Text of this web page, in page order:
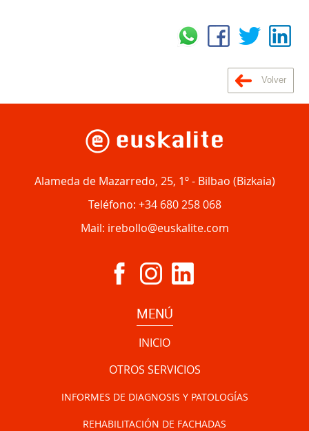
Volver
Alameda de Mazarredo, 25, 1º- Bilbao (Bizkaia)
Teléfono: +34 680 258 068
Mail: irebollo@euskalite.com
MENÚ
INICIO
OTROS SERVICIOS
INFORMES DE DIAGNOSIS Y PATOLOGÍAS
REHABILITACIÓN DE FACHADAS